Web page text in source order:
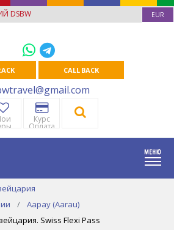
DSBW EUR
CALL BACK
Курс
Оплата
Аарау (Aarau)
Swiss Flexi Pass